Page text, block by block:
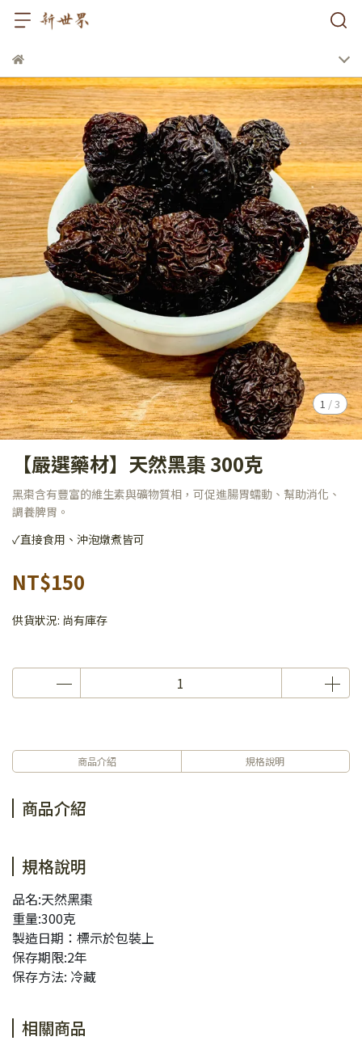
1 /3
【嚴選藥材】天然黑棗 300克
黑棗含有豐富的維生素與礦物質相，可促進腸胃蠕動、幫助消化、
調養脾胃。
✓直接食用、沖泡燉煮皆可
NT$150
供貨狀況: 尚有庫存
商品介紹 規格說明
商品介紹
規格說明
品名:天然黑棗
重量:300克
製造日期：標示於包裝上
保存期限:2年
保存方法: 冷藏
相關商品